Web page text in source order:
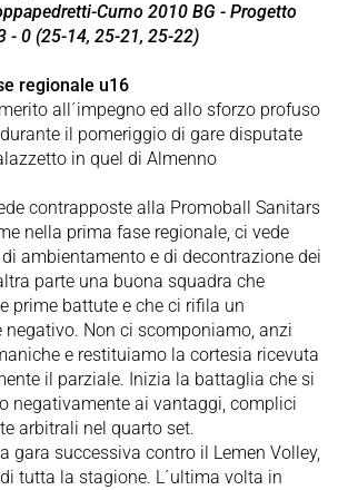
Curno 2010 BG - Progetto
- 0 (25-14, 25-21, 25-22)
regionale u16
all´impegno ed allo sforzo profuso
il pomeriggio di gare disputate
in quel di Almenno
contrapposte alla Promoball Sanitars
nella prima fase regionale, ci vede
ambientamento e di decontrazione dei
parte una buona squadra che
prime battute e che ci rifila un
negativo. Non ci scomponiamo, anzi
e restituiamo la cortesia ricevuta
il parziale. Inizia la battaglia che si
negativamente ai vantaggi, complici
arbitrali nel quarto set.
gara successiva contro il Lemen Volley,
tutta la stagione. L´ultima volta in